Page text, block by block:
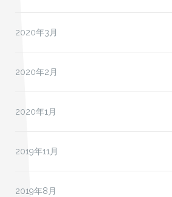
2020年3月
2020年2月
2020年1月
2019年11月
2019年8月